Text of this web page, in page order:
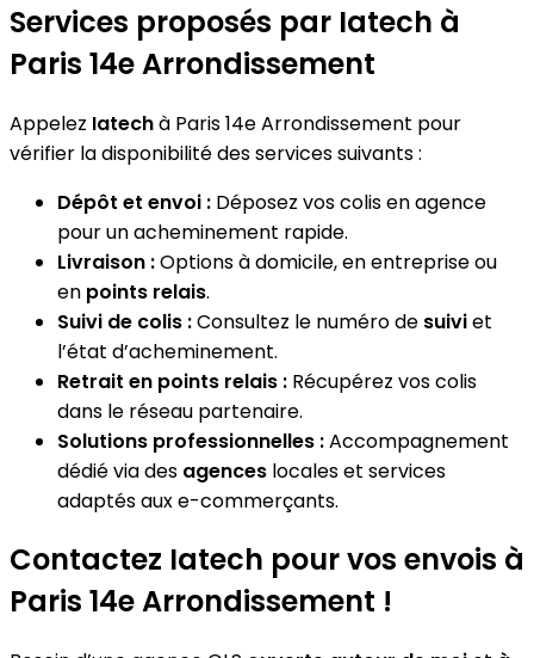
Services proposés par Iatech à
Paris 14e Arrondissement
Appelez Iatechà Paris 14e Arrondissement pour
vérifier la disponibilité des services suivants :
Dépôt et envoi : Déposez vos colis en agence
pour un acheminement rapide.
Livraison :Options à domicile, en entreprise ou
en points relais.
Suivi de colis :Consultez le numéro de suiviet
l’état d’acheminement.
Retrait en points relais : Récupérez vos colis
dans le réseau partenaire.
Solutions professionnelles :Accompagnement
dédié via des agences locales et services
adaptés aux e-commerçants.
Contactez Iatech pour vos envois à
Paris 14e Arrondissement !